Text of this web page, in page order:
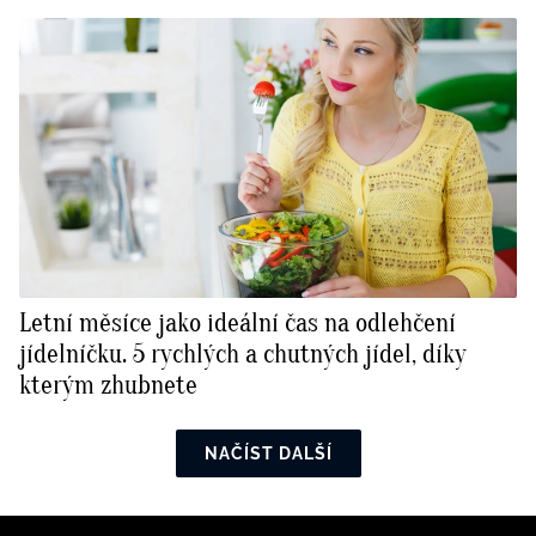
Letní měsíce jako ideální čas na odlehčení
jídelníčku. 5 rychlých a chutných jídel, díky
kterým zhubnete
NAČÍST DALŠÍ